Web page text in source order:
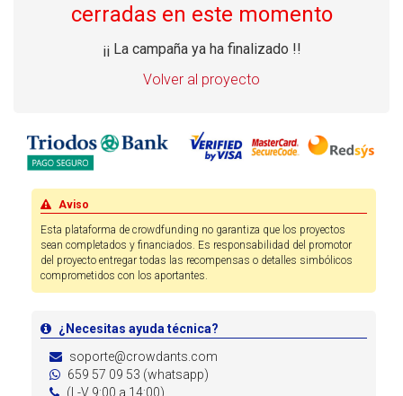
cerradas en este momento
¡¡ La campaña ya ha finalizado !!
Volver al proyecto
Aviso
Esta plataforma de crowdfunding no garantiza que los proyectos
sean completados y financiados. Es responsabilidad del promotor
del proyecto entregar todas las recompensas o detalles simbólicos
comprometidos con los aportantes.
¿Necesitas ayuda técnica?
soporte@crowdants.com
659 57 09 53 (whatsapp)
(L-V 9:00 a 14:00)